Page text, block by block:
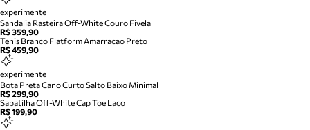
experimente
Sandalia Rasteira Off-White Couro Fivela
R$ 359,90
Tenis Branco Flatform Amarracao Preto
R$ 459,90
experimente
Bota Preta Cano Curto Salto Baixo Minimal
R$ 299,90
Sapatilha Off-White Cap Toe Laco
R$ 199,90